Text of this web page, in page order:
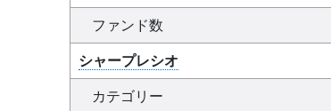
ファンド数
シャープレシオ
カテゴリー